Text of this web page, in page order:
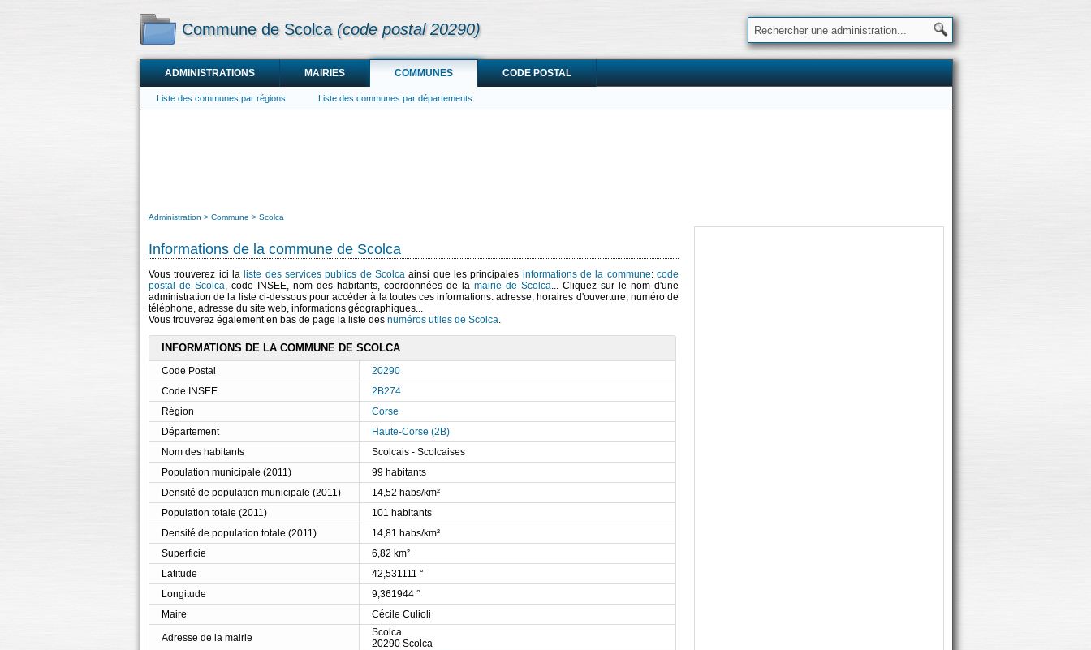
Commune de Scolca (code postal 20290)
ADMINISTRATIONS MAIRIES COMMUNES CODE POSTAL
Liste des communes par régions Liste des communes par départements
Administration Commune Scolca
Informations de la commune de Scolca
Vous trouverez ici la liste des services publics de Scolca ainsi que les principales informations de la commune:code
postal de Scolca, code INSEE, nom des habitants, coordonnées de la mairie de Scolca... Cliquez sur le nom d'une
administration de la liste ci-dessous pour accéder à la toutes ces informations: adresse, horaires d'ouverture, numéro de
téléphone, adresse du site web, informations géographiques...
Vous trouverez également en bas de page la liste des numéros utiles de Scolca.
INFORMATIONS DE LA COMMUNE DE SCOLCA
Code Postal
20290
Code INSEE
2B274
Région
Corse
Département
Haute-Corse (2B)
Nom des habitants
Scolcais - Scolcaises
Population municipale (2011)
99 habitants
Densité de population municipale (2011)
14,52 habs/km²
Population totale (2011)
101 habitants
Densité de population totale (2011)
14,81 habs/km²
Superficie
6,82 km²
Latitude
42,531111 °
Longitude
9,361944 °
Maire
Cécile Culioli
Adresse de la mairie
Scolca
20290 Scolca